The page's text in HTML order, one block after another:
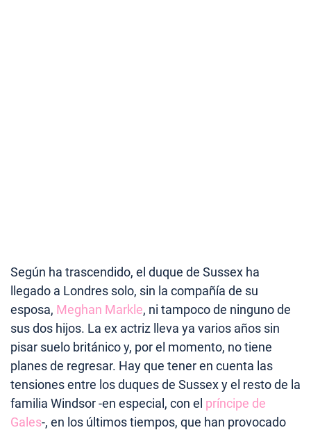
Según ha trascendido, el duque de Sussex ha
llegado a Londres solo, sin la compañía de su
esposa, Meghan Markle, ni tampoco de ninguno de
sus dos hijos. La ex actriz lleva ya varios años sin
pisar suelo británico y, por el momento, no tiene
planes de regresar. Hay que tener en cuenta las
tensiones entre los duques de Sussex y el resto de la
familia Windsor -en especial, con el príncipe de
Gales-, en los últimos tiempos, que han provocado